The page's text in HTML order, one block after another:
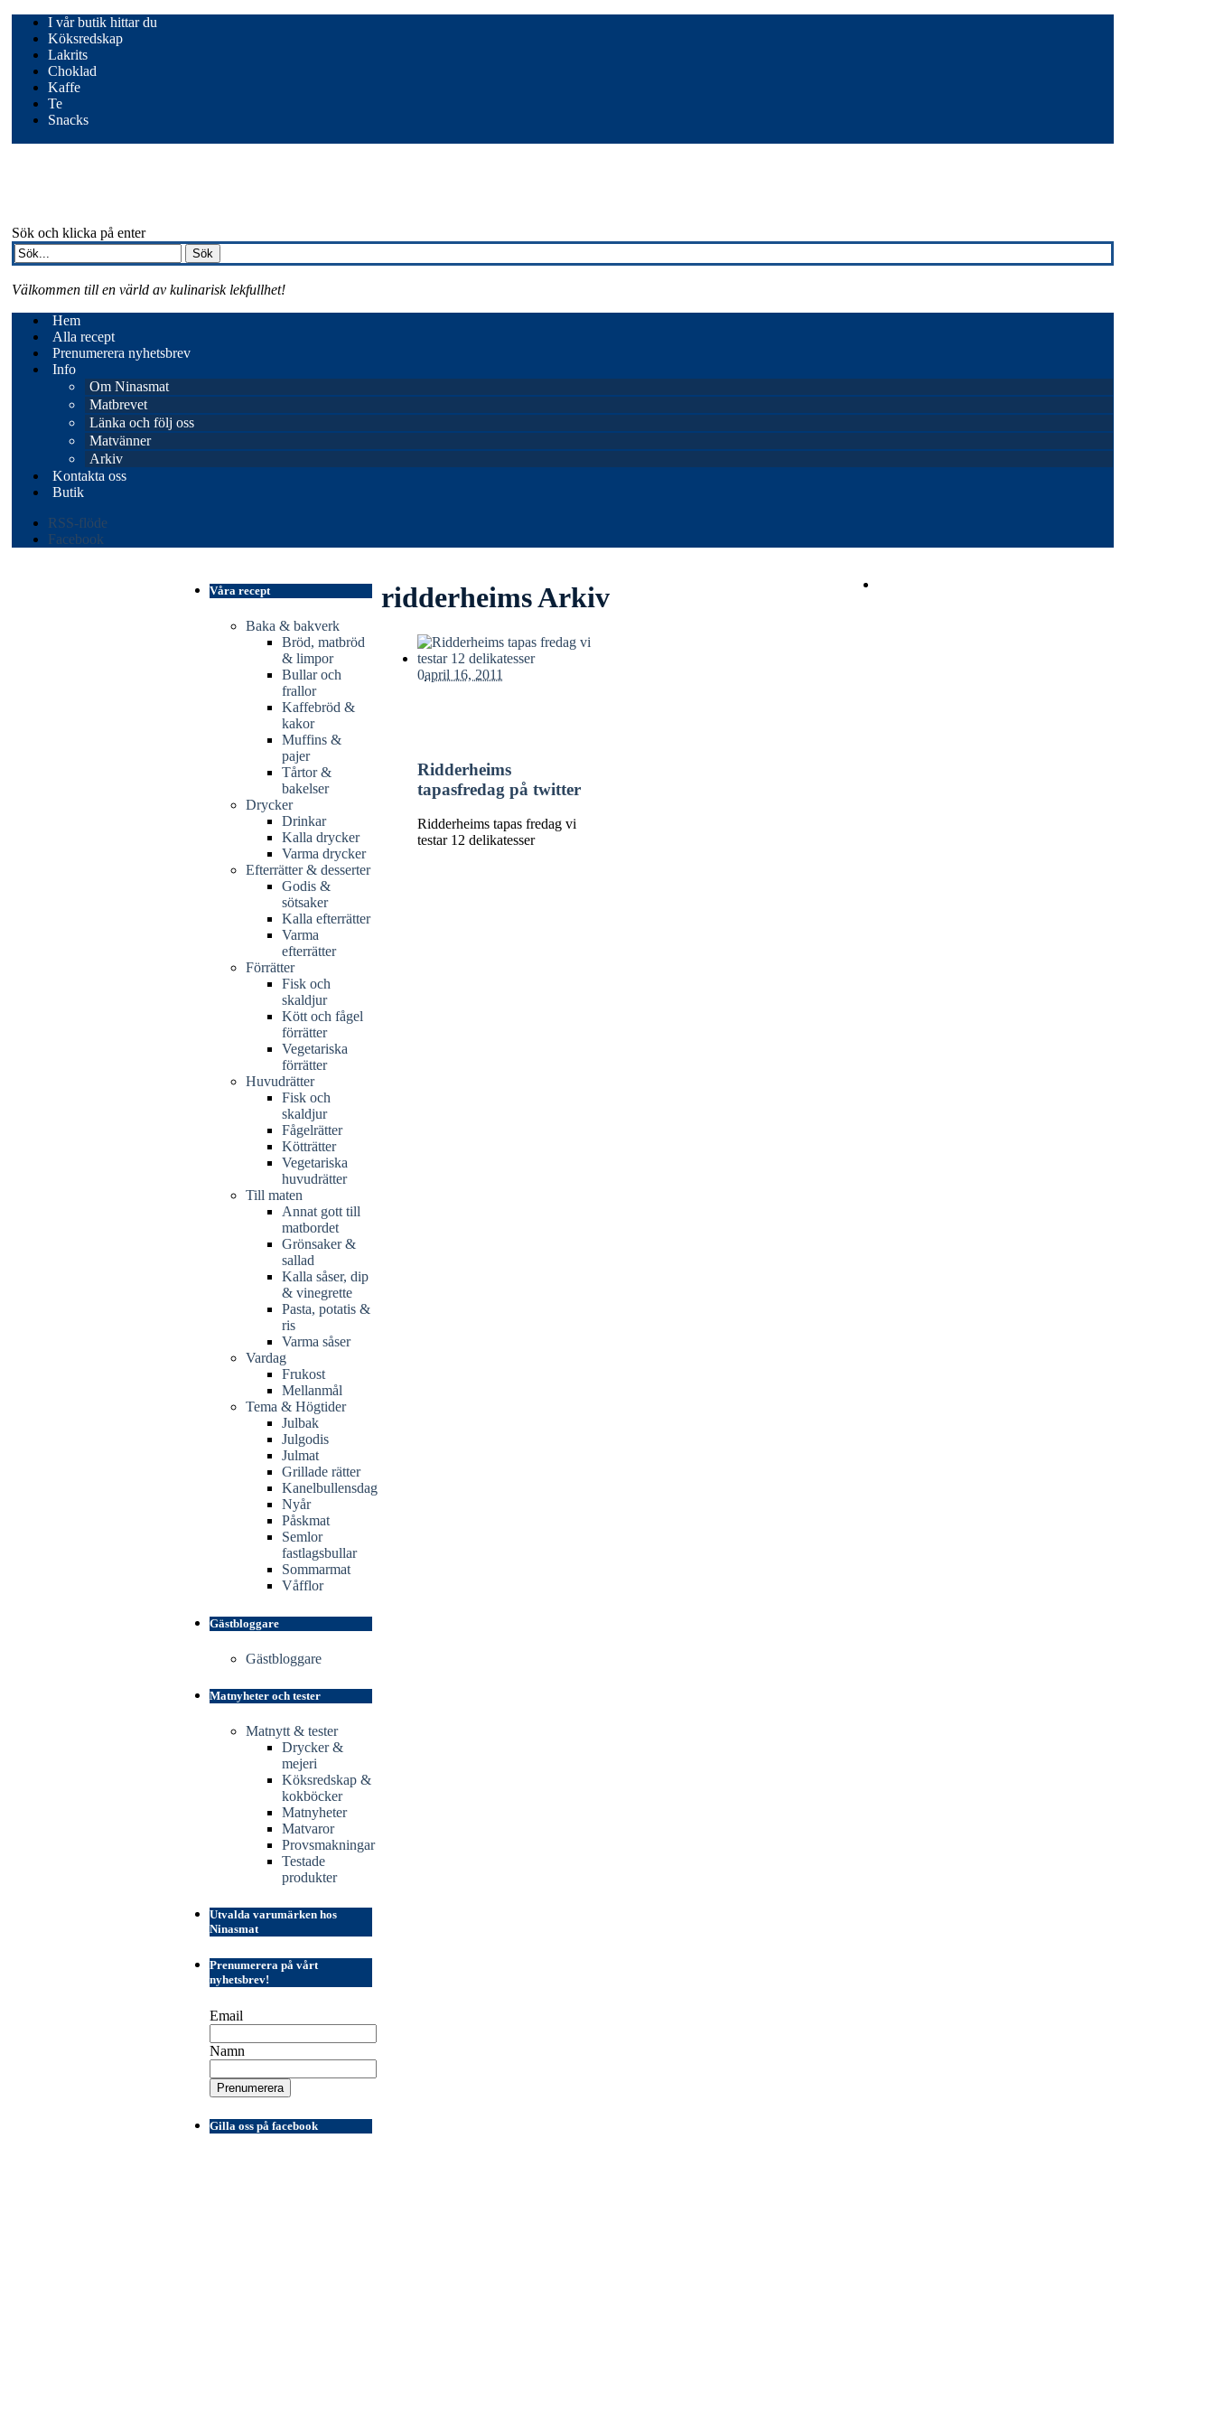
I vår butik hittar du
Köksredskap
Lakrits
Choklad
Kaffe
Te
Snacks
Sök och klicka på enter
Välkommen till en värld av kulinarisk lekfullhet!
Hem
Alla recept
Prenumerera nyhetsbrev
Info
Om Ninasmat
Matbrevet
Länka och följ oss
Matvänner
Arkiv
Kontakta oss
Butik
RSS-flöde
Facebook
ridderheims Arkiv
0april 16, 2011
Ridderheims
tapasfredag på twitter
Ridderheims tapas fredag vi
testar 12 delikatesser
Våra recept
Baka & bakverk
Bröd, matbröd
& limpor
Bullar och
frallor
Kaffebröd &
kakor
Muffins &
pajer
Tårtor &
bakelser
Drycker
Drinkar
Kalla drycker
Varma drycker
Efterrätter & desserter
Godis &
sötsaker
Kalla efterrätter
Varma
efterrätter
Förrätter
Fisk och
skaldjur
Kött och fågel
förrätter
Vegetariska
förrätter
Huvudrätter
Fisk och
skaldjur
Fågelrätter
Kötträtter
Vegetariska
huvudrätter
Till maten
Annat gott till
matbordet
Grönsaker &
sallad
Kalla såser, dip
& vinegrette
Pasta, potatis &
ris
Varma såser
Vardag
Frukost
Mellanmål
Tema & Högtider
Julbak
Julgodis
Julmat
Grillade rätter
Kanelbullensdag
Nyår
Påskmat
Semlor
fastlagsbullar
Sommarmat
Våfflor
Gästbloggare
Gästbloggare
Matnyheter och tester
Matnytt & tester
Drycker &
mejeri
Köksredskap &
kokböcker
Matnyheter
Matvaror
Provsmakningar
Testade
produkter
Utvalda varumärken hos
Ninasmat
Prenumerera på vårt
nyhetsbrev!
Email
Namn
Gilla oss på facebook